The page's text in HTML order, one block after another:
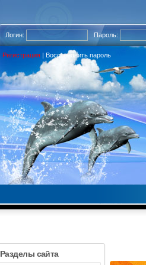
Логин: Пароль:
Регистрация | Восстановить пароль
Разделы сайта